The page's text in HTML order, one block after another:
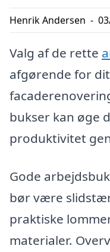
Henrik Andersen -
Valg af de rette
afgørende for dit
bukser kan øge
produktivitet
Gode
bør være
praktiske
materialer.